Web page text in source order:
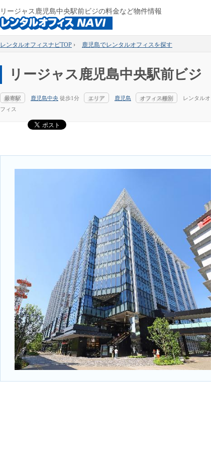
リージャス鹿児島中央駅前ビジの料金など物件情報
レンタルオフィスナビTOP › 鹿児島でレンタルオフィスを探す
リージャス鹿児島中央駅前ビジ
最寄駅 鹿児島中央 徒歩1分 エリア 鹿児島 オフィス種別
レンタルオ
フィス